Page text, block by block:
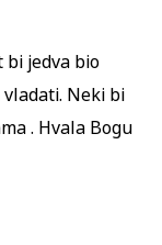
bi jedva bio
Neki bi
. Hvala Bogu